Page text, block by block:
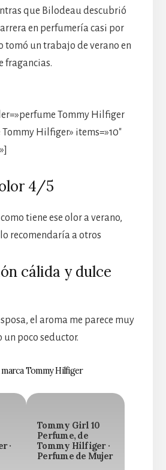
que Bilodeau descubrió
en perfumería casi por
tomó un trabajo de verano en
fragancias.
Tommy Hilfiger
Hilfiger» items=»10″
4/5
tiene ese olor a verano,
recomendaría a otros
cálida y dulce
el aroma me parece muy
un poco seductor.
Tommy Hilfiger
·
Tommy Girl 10
Perfume, de
Tommy Hilfiger ·
Perfume de Mujer